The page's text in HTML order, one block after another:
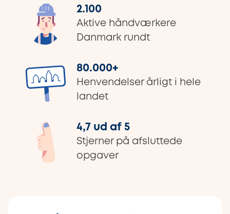
2.100
Aktive håndværkere
Danmark rundt
80.000+
Henvendelser årligt i hele
landet
4,7 ud af 5
Stjerner på afsluttede
opgaver